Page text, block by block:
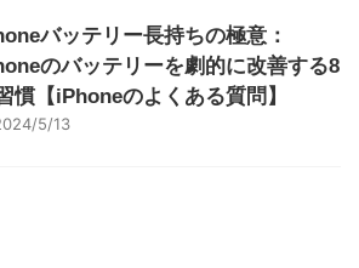
バッテリー長持ちの極意：
のバッテリーを劇的に改善する8
慣【iPhoneのよくある質問】
5/13